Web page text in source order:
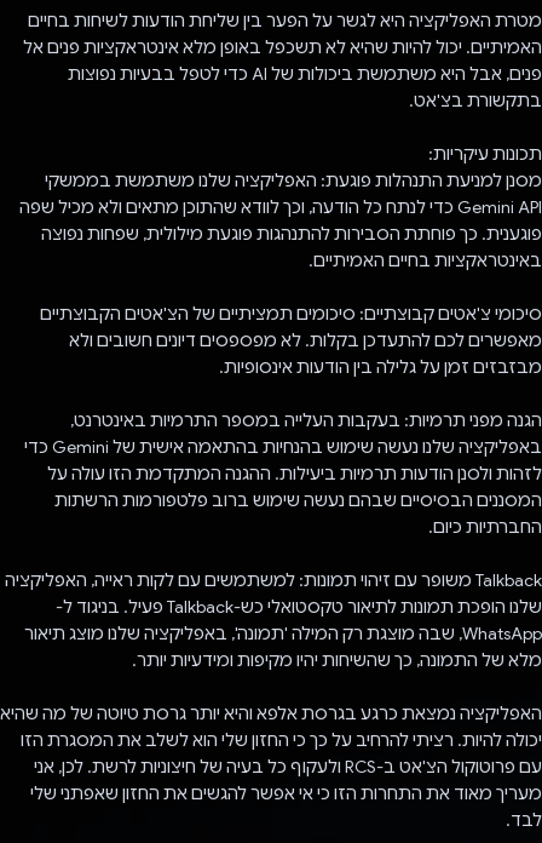
מטרת האפליקציה היא לגשר על הפער בין שליחת הודעות לשיחות בחיים
האמיתיים. יכול להיות שהיא לא תשכפל באופן מלא אינטראקציות פנים אל
פנים, אבל היא משתמשת ביכולות של AI כדי לטפל בבעיות נפוצות
בתקשורת בצ'אט.
תכונות עיקריות:
מסנן למניעת התנהלות פוגעת: האפליקציה שלנו משתמשת בממשקי
Gemini API כדי לנתח כל הודעה, וכך לוודא שהתוכן מתאים ולא מכיל שפה
פוגענית. כך פוחתת הסבירות להתנהגות פוגעת מילולית, שפחות נפוצה
באינטראקציות בחיים האמיתיים.
סיכומי צ'אטים קבוצתיים: סיכומים תמציתיים של הצ'אטים הקבוצתיים
מאפשרים לכם להתעדכן בקלות. לא מפספסים דיונים חשובים ולא
מבזבזים זמן על גלילה בין הודעות אינסופיות.
הגנה מפני תרמיות: בעקבות העלייה במספר התרמיות באינטרנט,
באפליקציה שלנו נעשה שימוש בהנחיות בהתאמה אישית של Gemini כדי
לזהות ולסנן הודעות תרמיות ביעילות. ההגנה המתקדמת הזו עולה על
המסננים הבסיסיים שבהם נעשה שימוש ברוב פלטפורמות הרשתות
החברתיות כיום.
Talkback משופר עם זיהוי תמונות: למשתמשים עם לקות ראייה, האפליקציה
שלנו הופכת תמונות לתיאור טקסטואלי כש-Talkback פעיל. בניגוד ל-
WhatsApp, שבה מוצגת רק המילה 'תמונה', באפליקציה שלנו מוצג תיאור
מלא של התמונה, כך שהשיחות יהיו מקיפות ומידעיות יותר.
האפליקציה נמצאת כרגע בגרסת אלפא והיא יותר גרסת טיוטה של מה שהיא
יכולה להיות. רציתי להרחיב על כך כי החזון שלי הוא לשלב את המסגרת הזו
עם פרוטוקול הצ'אט ב-RCS ולעקוף כל בעיה של חיצוניות לרשת. לכן, אני
מעריך מאוד את התחרות הזו כי אי אפשר להגשים את החזון שאפתני שלי
לבד.